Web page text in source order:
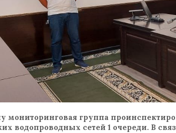
мониторинговая группа
водопроводных сетей 1 очереди. В